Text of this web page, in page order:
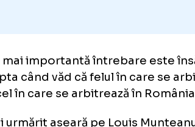
Cea mai importantă întrebare